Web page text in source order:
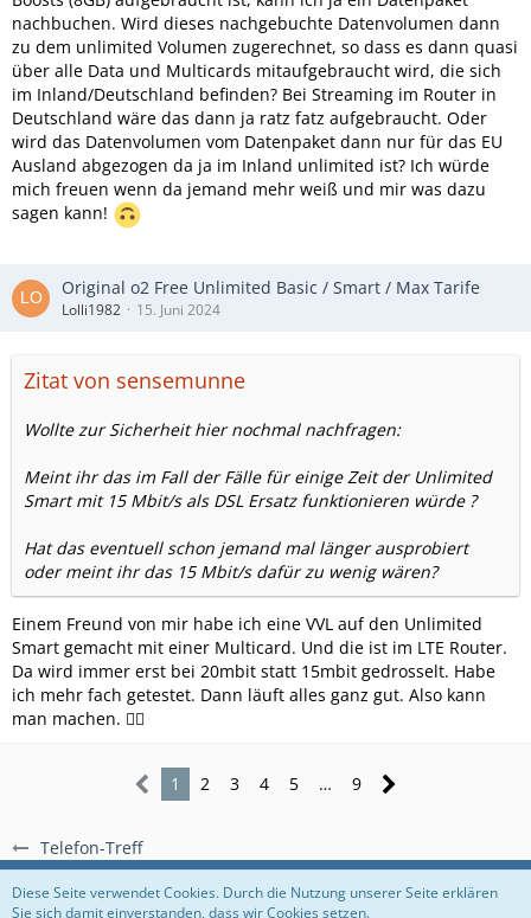
Telefon-Treff
nachbuchen. Wird dieses nachgebuchte Datenvolumen dann
zu dem unlimited Volumen zugerechnet, so dass es dann quasi
über alle Data und Multicards mitaufgebraucht wird, die sich
im Inland/Deutschland befinden? Bei Streaming im Router in
Deutschland wäre das dann ja ratz fatz aufgebraucht. Oder
wird das Datenvolumen vom Datenpaket dann nur für das EU
Ausland abgezogen da ja im Inland unlimited ist? Ich würde
mich freuen wenn da jemand mehr weiß und mir was dazu
sagen kann!
Original o2 Free Unlimited Basic / Smart / Max Tarife
Lolli1982 15. Juni 2024
Zitat von sensemunne
Wollte zur Sicherheit hier nochmal nachfragen:
Meint ihr das im Fall der Fälle für einige Zeit der Unlimited
Smart mit 15 Mbit/s als DSL Ersatz funktionieren würde ?
Hat das eventuell schon jemand mal länger ausprobiert
oder meint ihr das 15 Mbit/s dafür zu wenig wären?
Einem Freund von mir habe ich eine VVL auf den Unlimited
Smart gemacht mit einer Multicard. Und die ist im LTE Router.
Da wird immer erst bei 20mbit statt 15mbit gedrosselt. Habe
ich mehr fach getestet. Dann läuft alles ganz gut. Also kann
man machen. 👍🏻
1 2 3 4 5 … 9
Regeln Datenschutzerklärung Impressum
Diese Seite verwendet Cookies. Durch die Nutzung unserer Seite erklären
Sie sich damit einverstanden, dass wir Cookies setzen.